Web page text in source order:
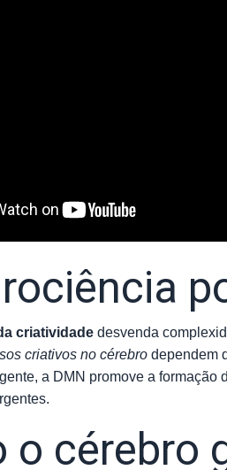
criatividade desvenda
criativos no cérebro dependem
a DMN promove a
o cérebro